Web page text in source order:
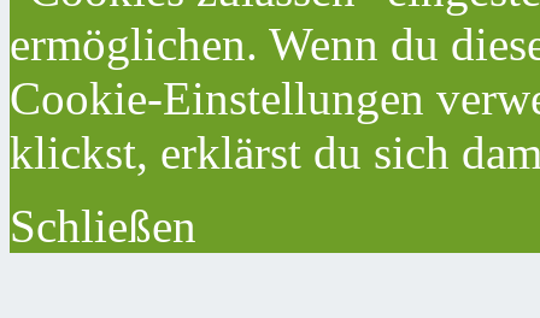
ermöglichen. Wenn du
Cookie-Einstellungen
klickst, erklärst du sich
Schließen